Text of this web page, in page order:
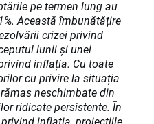
pe termen lung au
Această îmbunătățire
crizei privind
lunii și unei
inflația. Cu toate
cu privire la situația
neschimbate din
ridicate persistente. În
inflația, proiecțiile